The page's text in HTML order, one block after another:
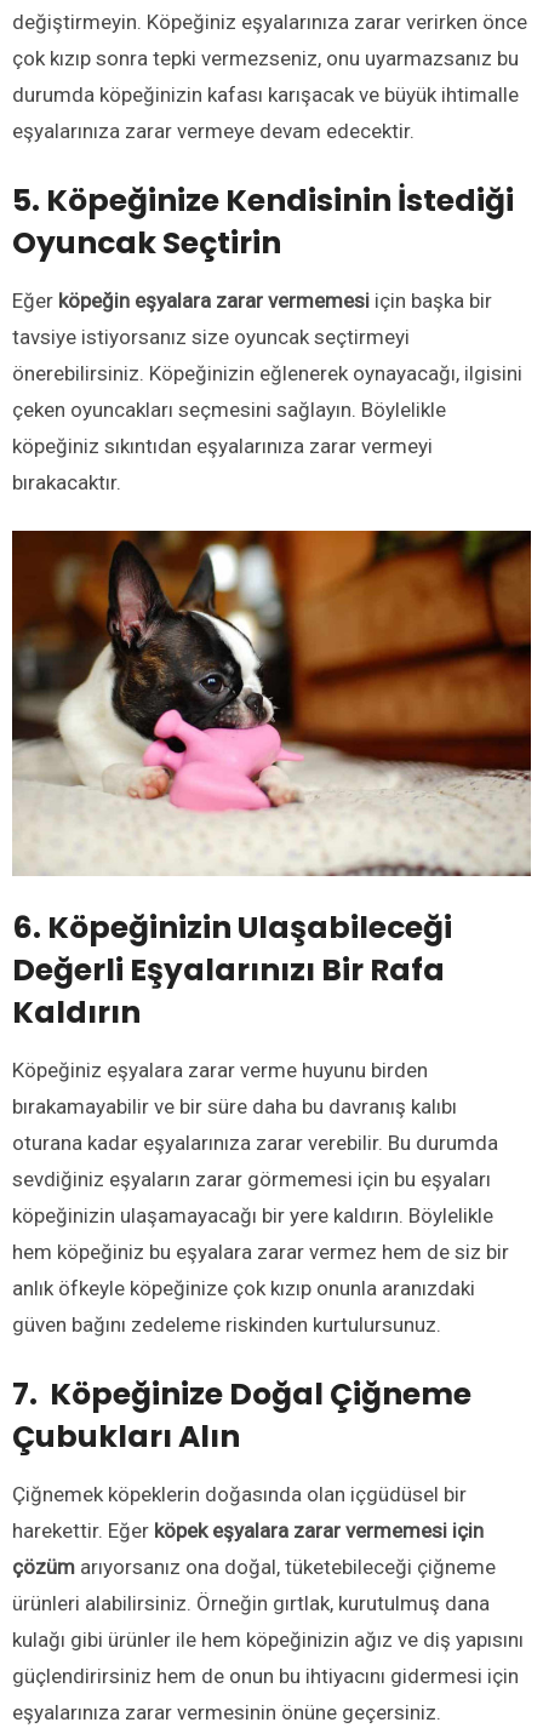
değiştirmeyin. Köpeğiniz eşyalarınıza zarar verirken önce
çok kızıp sonra tepki vermezseniz, onu uyarmazsanız bu
durumda köpeğinizin kafası karışacak ve büyük ihtimalle
eşyalarınıza zarar vermeye devam edecektir.
5. Köpeğinize Kendisinin İstediği
Oyuncak Seçtirin
Eğer köpeğin eşyalara zarar vermemesi için başka bir
tavsiye istiyorsanız size oyuncak seçtirmeyi
önerebilirsiniz. Köpeğinizin eğlenerek oynayacağı, ilgisini
çeken oyuncakları seçmesini sağlayın. Böylelikle
köpeğiniz sıkıntıdan eşyalarınıza zarar vermeyi
bırakacaktır.
6. Köpeğinizin Ulaşabileceği
Değerli Eşyalarınızı Bir Rafa
Kaldırın
Köpeğiniz eşyalara zarar verme huyunu birden
bırakamayabilir ve bir süre daha bu davranış kalıbı
oturana kadar eşyalarınıza zarar verebilir. Bu durumda
sevdiğiniz eşyaların zarar görmemesi için bu eşyaları
köpeğinizin ulaşamayacağı bir yere kaldırın. Böylelikle
hem köpeğiniz bu eşyalara zarar vermez hem de siz bir
anlık öfkeyle köpeğinize çok kızıp onunla aranızdaki
güven bağını zedeleme riskinden kurtulursunuz.
7. Köpeğinize Doğal Çiğneme
Çubukları Alın
Çiğnemek köpeklerin doğasında olan içgüdüsel bir
harekettir. Eğer köpek eşyalara zarar vermemesi için
çözüm arıyorsanız ona doğal, tüketebileceği çiğneme
ürünleri alabilirsiniz. Örneğin gırtlak, kurutulmuş dana
kulağı gibi ürünler ile hem köpeğinizin ağız ve diş yapısını
güçlendirirsiniz hem de onun bu ihtiyacını gidermesi için
eşyalarınıza zarar vermesinin önüne geçersiniz.